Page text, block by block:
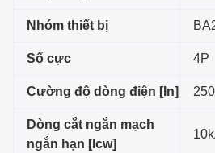
Nhóm thiết bị
Số cực 4P
Cường độ dòng điện [In]
Dòng cắt ngắn mạch
ngắn hạn [Icw]